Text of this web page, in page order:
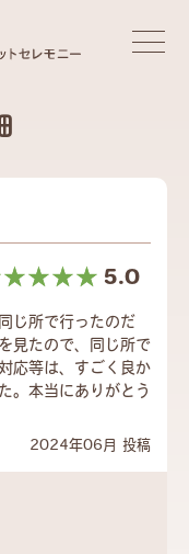
5.0
じ所で行ったのだ
見たので、同じ所で
応等は、すごく良か
。本当にありがとう
2024年06月 投稿